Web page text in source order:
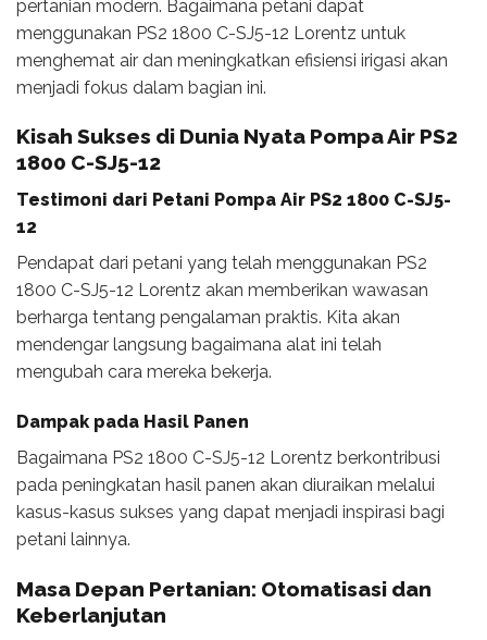
pertanian modern. Bagaimana petani dapat
menggunakan PS2 1800 C-SJ5-12 Lorentz untuk
menghemat air dan meningkatkan efisiensi irigasi akan
menjadi fokus dalam bagian ini.
Kisah Sukses di Dunia Nyata Pompa Air PS2
1800 C-SJ5-12
Testimoni dari Petani Pompa Air PS2 1800 C-SJ5-
12
Pendapat dari petani yang telah menggunakan PS2
1800 C-SJ5-12 Lorentz akan memberikan wawasan
berharga tentang pengalaman praktis. Kita akan
mendengar langsung bagaimana alat ini telah
mengubah cara mereka bekerja.
Dampak pada Hasil Panen
Bagaimana PS2 1800 C-SJ5-12 Lorentz berkontribusi
pada peningkatan hasil panen akan diuraikan melalui
kasus-kasus sukses yang dapat menjadi inspirasi bagi
petani lainnya.
Masa Depan Pertanian: Otomatisasi dan
Keberlanjutan